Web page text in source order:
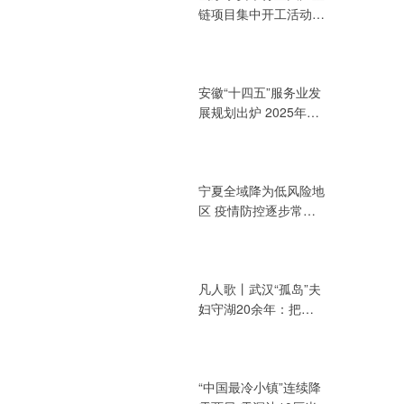
链项目集中开工活动
安徽“十四五”服务业发
展规划出炉 2025年增
宁夏全域降为低风险地
区 疫情防控逐步常态
凡人歌丨武汉“孤岛”夫
妇守湖20余年：把青
“中国最冷小镇”连续降